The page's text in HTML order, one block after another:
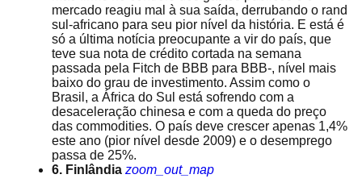
mercado reagiu mal à sua saída, derrubando o rand
sul-africano para seu pior nível da história. E está é
só a última notícia preocupante a vir do país, que
teve sua nota de crédito cortada na semana
passada pela Fitch de BBB para BBB-, nível mais
baixo do grau de investimento. Assim como o
Brasil, a África do Sul está sofrendo com a
desaceleração chinesa e com a queda do preço
das commodities. O país deve crescer apenas 1,4%
este ano (pior nível desde 2009) e o desemprego
passa de 25%.
6. Finlândia zoom_out_map